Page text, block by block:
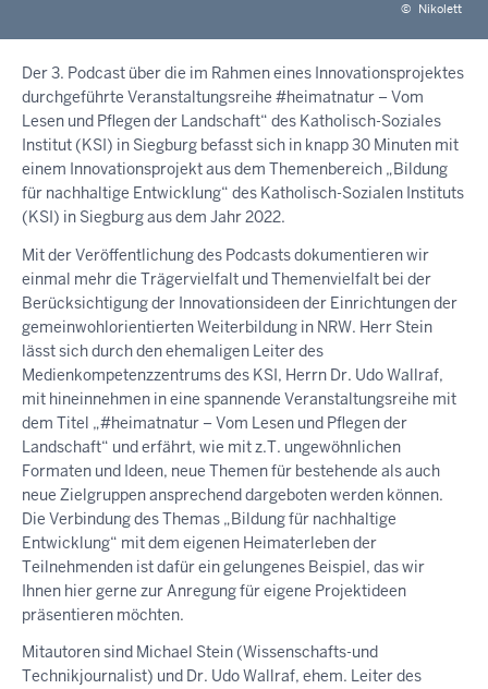
© Nikolett
Der 3. Podcast über die im Rahmen eines Innovationsprojektes
durchgeführte Veranstaltungsreihe #heimatnatur – Vom
Lesen und Pflegen der Landschaft“ des Katholisch-Soziales
Institut (KSI) in Siegburg befasst sich in knapp 30 Minuten mit
einem Innovationsprojekt aus dem Themenbereich „Bildung
für nachhaltige Entwicklung“ des Katholisch-Sozialen Instituts
(KSI) in Siegburg aus dem Jahr 2022.
Mit der Veröffentlichung des Podcasts dokumentieren wir
einmal mehr die Trägervielfalt und Themenvielfalt bei der
Berücksichtigung der Innovationsideen der Einrichtungen der
gemeinwohlorientierten Weiterbildung in NRW. Herr Stein
lässt sich durch den ehemaligen Leiter des
Medienkompetenzzentrums des KSI, Herrn Dr. Udo Wallraf,
mit hineinnehmen in eine spannende Veranstaltungsreihe mit
dem Titel „#heimatnatur – Vom Lesen und Pflegen der
Landschaft“ und erfährt, wie mit z.T. ungewöhnlichen
Formaten und Ideen, neue Themen für bestehende als auch
neue Zielgruppen ansprechend dargeboten werden können.
Die Verbindung des Themas „Bildung für nachhaltige
Entwicklung“ mit dem eigenen Heimaterleben der
Teilnehmenden ist dafür ein gelungenes Beispiel, das wir
Ihnen hier gerne zur Anregung für eigene Projektideen
präsentieren möchten.
Mitautoren sind Michael Stein (Wissenschafts-und
Technikjournalist) und Dr. Udo Wallraf, ehem. Leiter des